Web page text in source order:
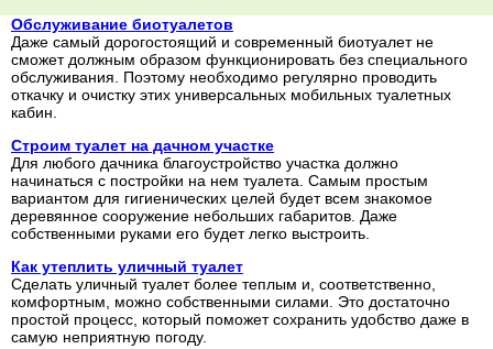
Обслуживание биотуалетов
Даже самый дорогостоящий и современный биотуалет не
сможет должным образом функционировать без специального
обслуживания. Поэтому необходимо регулярно проводить
откачку и очистку этих универсальных мобильных туалетных
кабин.
Строим туалет на дачном участке
Для любого дачника благоустройство участка должно
начинаться с постройки на нем туалета. Самым простым
вариантом для гигиенических целей будет всем знакомое
деревянное сооружение небольших габаритов. Даже
собственными руками его будет легко выстроить.
Как утеплить уличный туалет
Сделать уличный туалет более теплым и, соответственно,
комфортным, можно собственными силами. Это достаточно
простой процесс, который поможет сохранить удобство даже в
самую неприятную погоду.